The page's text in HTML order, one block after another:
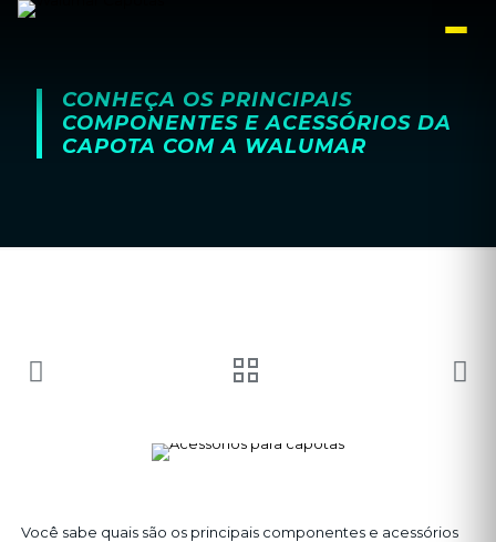
CONHEÇA OS PRINCIPAIS
COMPONENTES E ACESSÓRIOS DA
CAPOTA COM A WALUMAR
Você sabe quais são os principais componentes e acessórios